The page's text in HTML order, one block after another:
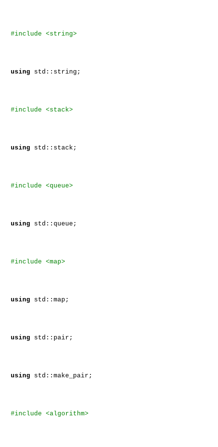
#include <string>
using std::string;
#include <stack>
using std::stack;
#include <queue>
using std::queue;
#include <map>
using std::map;
using std::pair;
using std::make_pair;
#include <algorithm>